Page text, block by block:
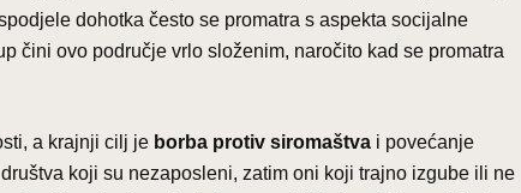
dohotka često se promatra s aspekta socijalne
čini ovo područje vrlo složenim, naročito kad se promatra
a krajnji cilj je borba protiv siromaštva i povećanje
koji su nezaposleni, zatim oni koji trajno izgube ili ne